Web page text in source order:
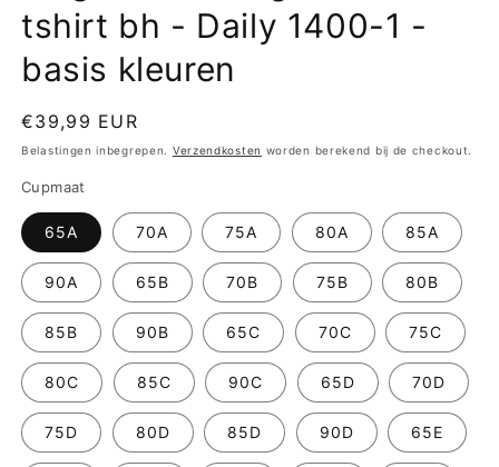
tshirt bh - Daily 1400-1 -
basis kleuren
Normale
prijs
€39,99 EUR
Belastingen inbegrepen. Verzendkosten worden berekend bij de checkout.
Cupmaat
65A 70A 75A 80A 85A
90A 65B 70B 75B 80B
85B 90B 65C 70C 75C
80C 85C 90C 65D 70D
75D 80D 85D 90D 65E